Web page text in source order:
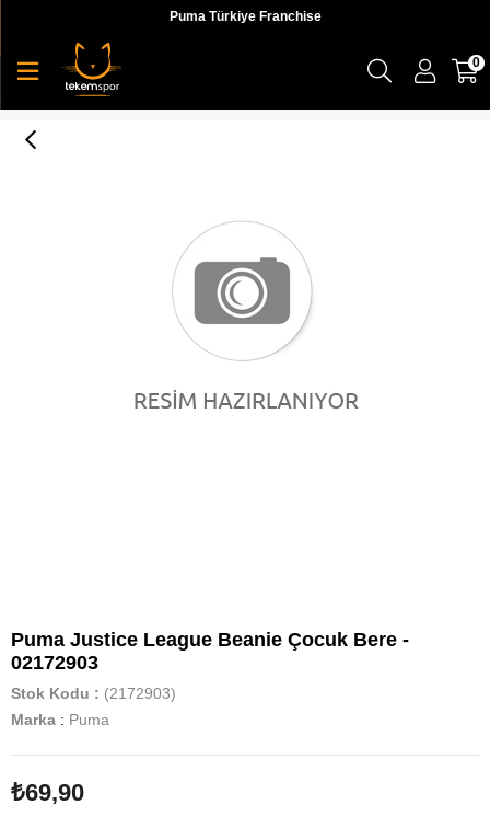
Puma Türkiye Franchise
0
Puma Justice League Beanie Çocuk Bere -
02172903
Stok Kodu
(2172903)
Marka : Puma
₺69,90